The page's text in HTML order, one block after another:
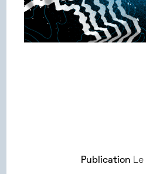
PublicationLe